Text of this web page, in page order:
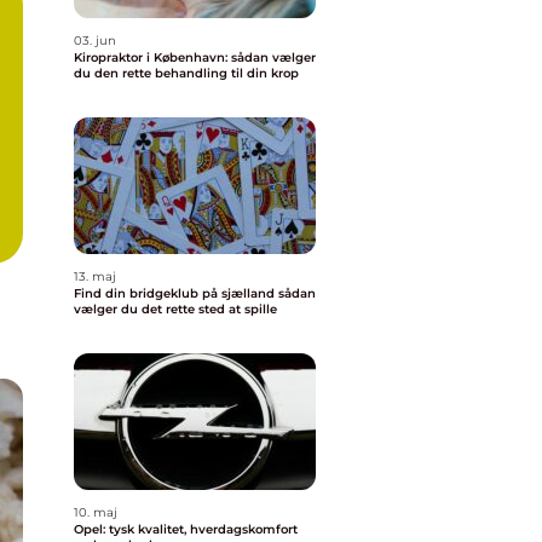
03. jun
Kiropraktor i København: sådan vælger
du den rette behandling til din krop
13. maj
Find din bridgeklub på sjælland sådan
vælger du det rette sted at spille
10. maj
Opel: tysk kvalitet, hverdagskomfort